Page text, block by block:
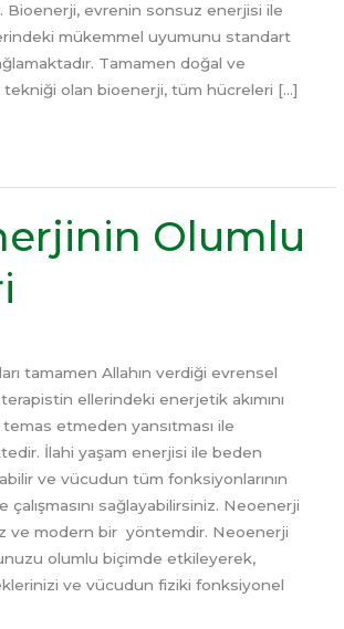
Bioenerji, evrenin sonsuz enerjisi ile
mükemmel uyumunu standart
Tamamen doğal ve
tekniği olan bioenerji, tüm hücreleri […]
Olumlu
tamamen Allahın verdiği evrensel
ellerindeki enerjetik akımını
etmeden yansıtması ile
İlahi yaşam enerjisi ile beden
ve vücudun tüm fonksiyonlarının
çalışmasını sağlayabilirsiniz. Neoenerji
ve modern bir yöntemdir. Neoenerji
olumlu biçimde etkileyerek,
ve vücudun fiziki fonksiyonel